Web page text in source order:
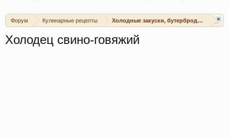
Форум Кулинарные рецепты Холодные закуски, бутерброды, канапе,
Холодец свино-говяжий